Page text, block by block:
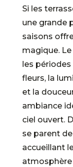
Si les
une grande
saisons
magique.
les périodes
fleurs, la
et la
ambiance
ciel ouvert.
se parent
accueillant
atmosphère